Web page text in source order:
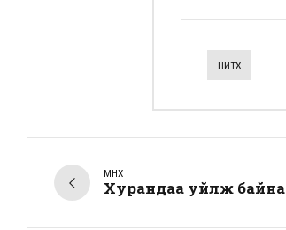
НИТХ
ӨМНӨХ
Хурандаа уйлж байна